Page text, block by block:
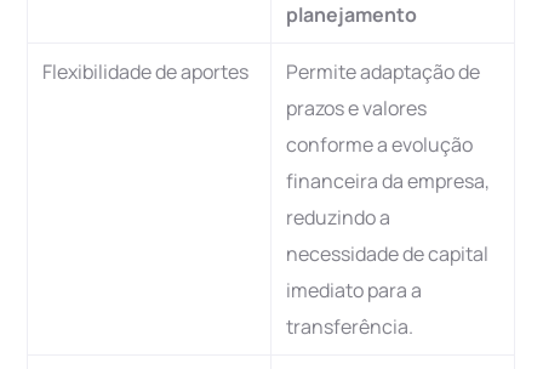
planejamento
Flexibilidade de aportes
Permite adaptação de
prazos e valores
conforme a evolução
financeira da empresa,
reduzindo a
necessidade de capital
imediato para a
transferência.